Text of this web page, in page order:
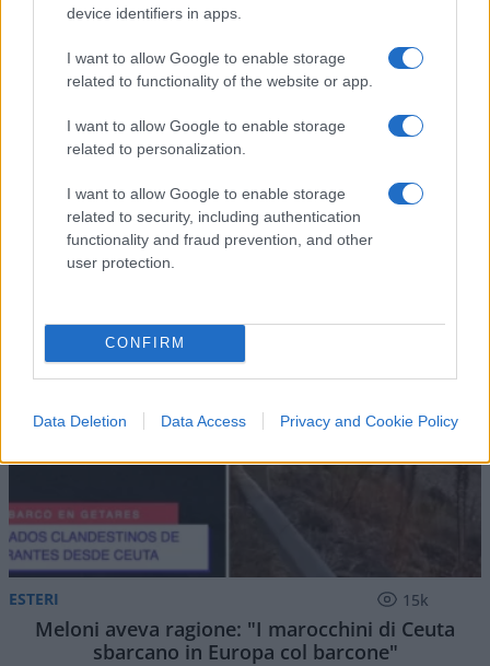
device identifiers in apps.
I want to allow Google to enable storage
related to functionality of the website or app.
I want to allow Google to enable storage
related to personalization.
I want to allow Google to enable storage
related to security, including authentication
functionality and fraud prevention, and other
user protection.
CONFIRM
Data Deletion Data Access Privacy and Cookie Policy
IL PIÙ LETTO DEL MESE
ESTERI 15k
Meloni aveva ragione: "I marocchini di Ceuta
sbarcano in Europa col barcone"